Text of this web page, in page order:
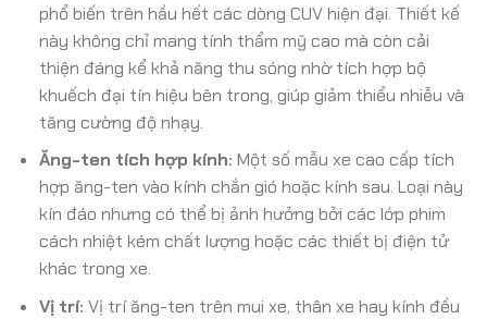
phổ biến trên hầu hết các dòng CUV hiện đại. Thiết kế
này không chỉ mang tính thẩm mỹ cao mà còn cải
thiện đáng kể khả năng thu sóng nhờ tích hợp bộ
khuếch đại tín hiệu bên trong, giúp giảm thiểu nhiễu và
tăng cường độ nhạy.
Ăng-ten tích hợp kính: Một số mẫu xe cao cấp tích
hợp ăng-ten vào kính chắn gió hoặc kính sau. Loại này
kín đáo nhưng có thể bị ảnh hưởng bởi các lớp phim
cách nhiệt kém chất lượng hoặc các thiết bị điện tử
khác trong xe.
Vị trí: Vị trí ăng-ten trên mui xe, thân xe hay kính đều